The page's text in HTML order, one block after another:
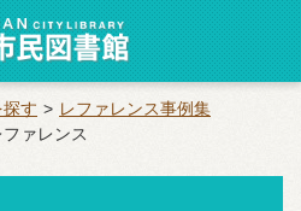
す
レファレンス事例集
ァレンス